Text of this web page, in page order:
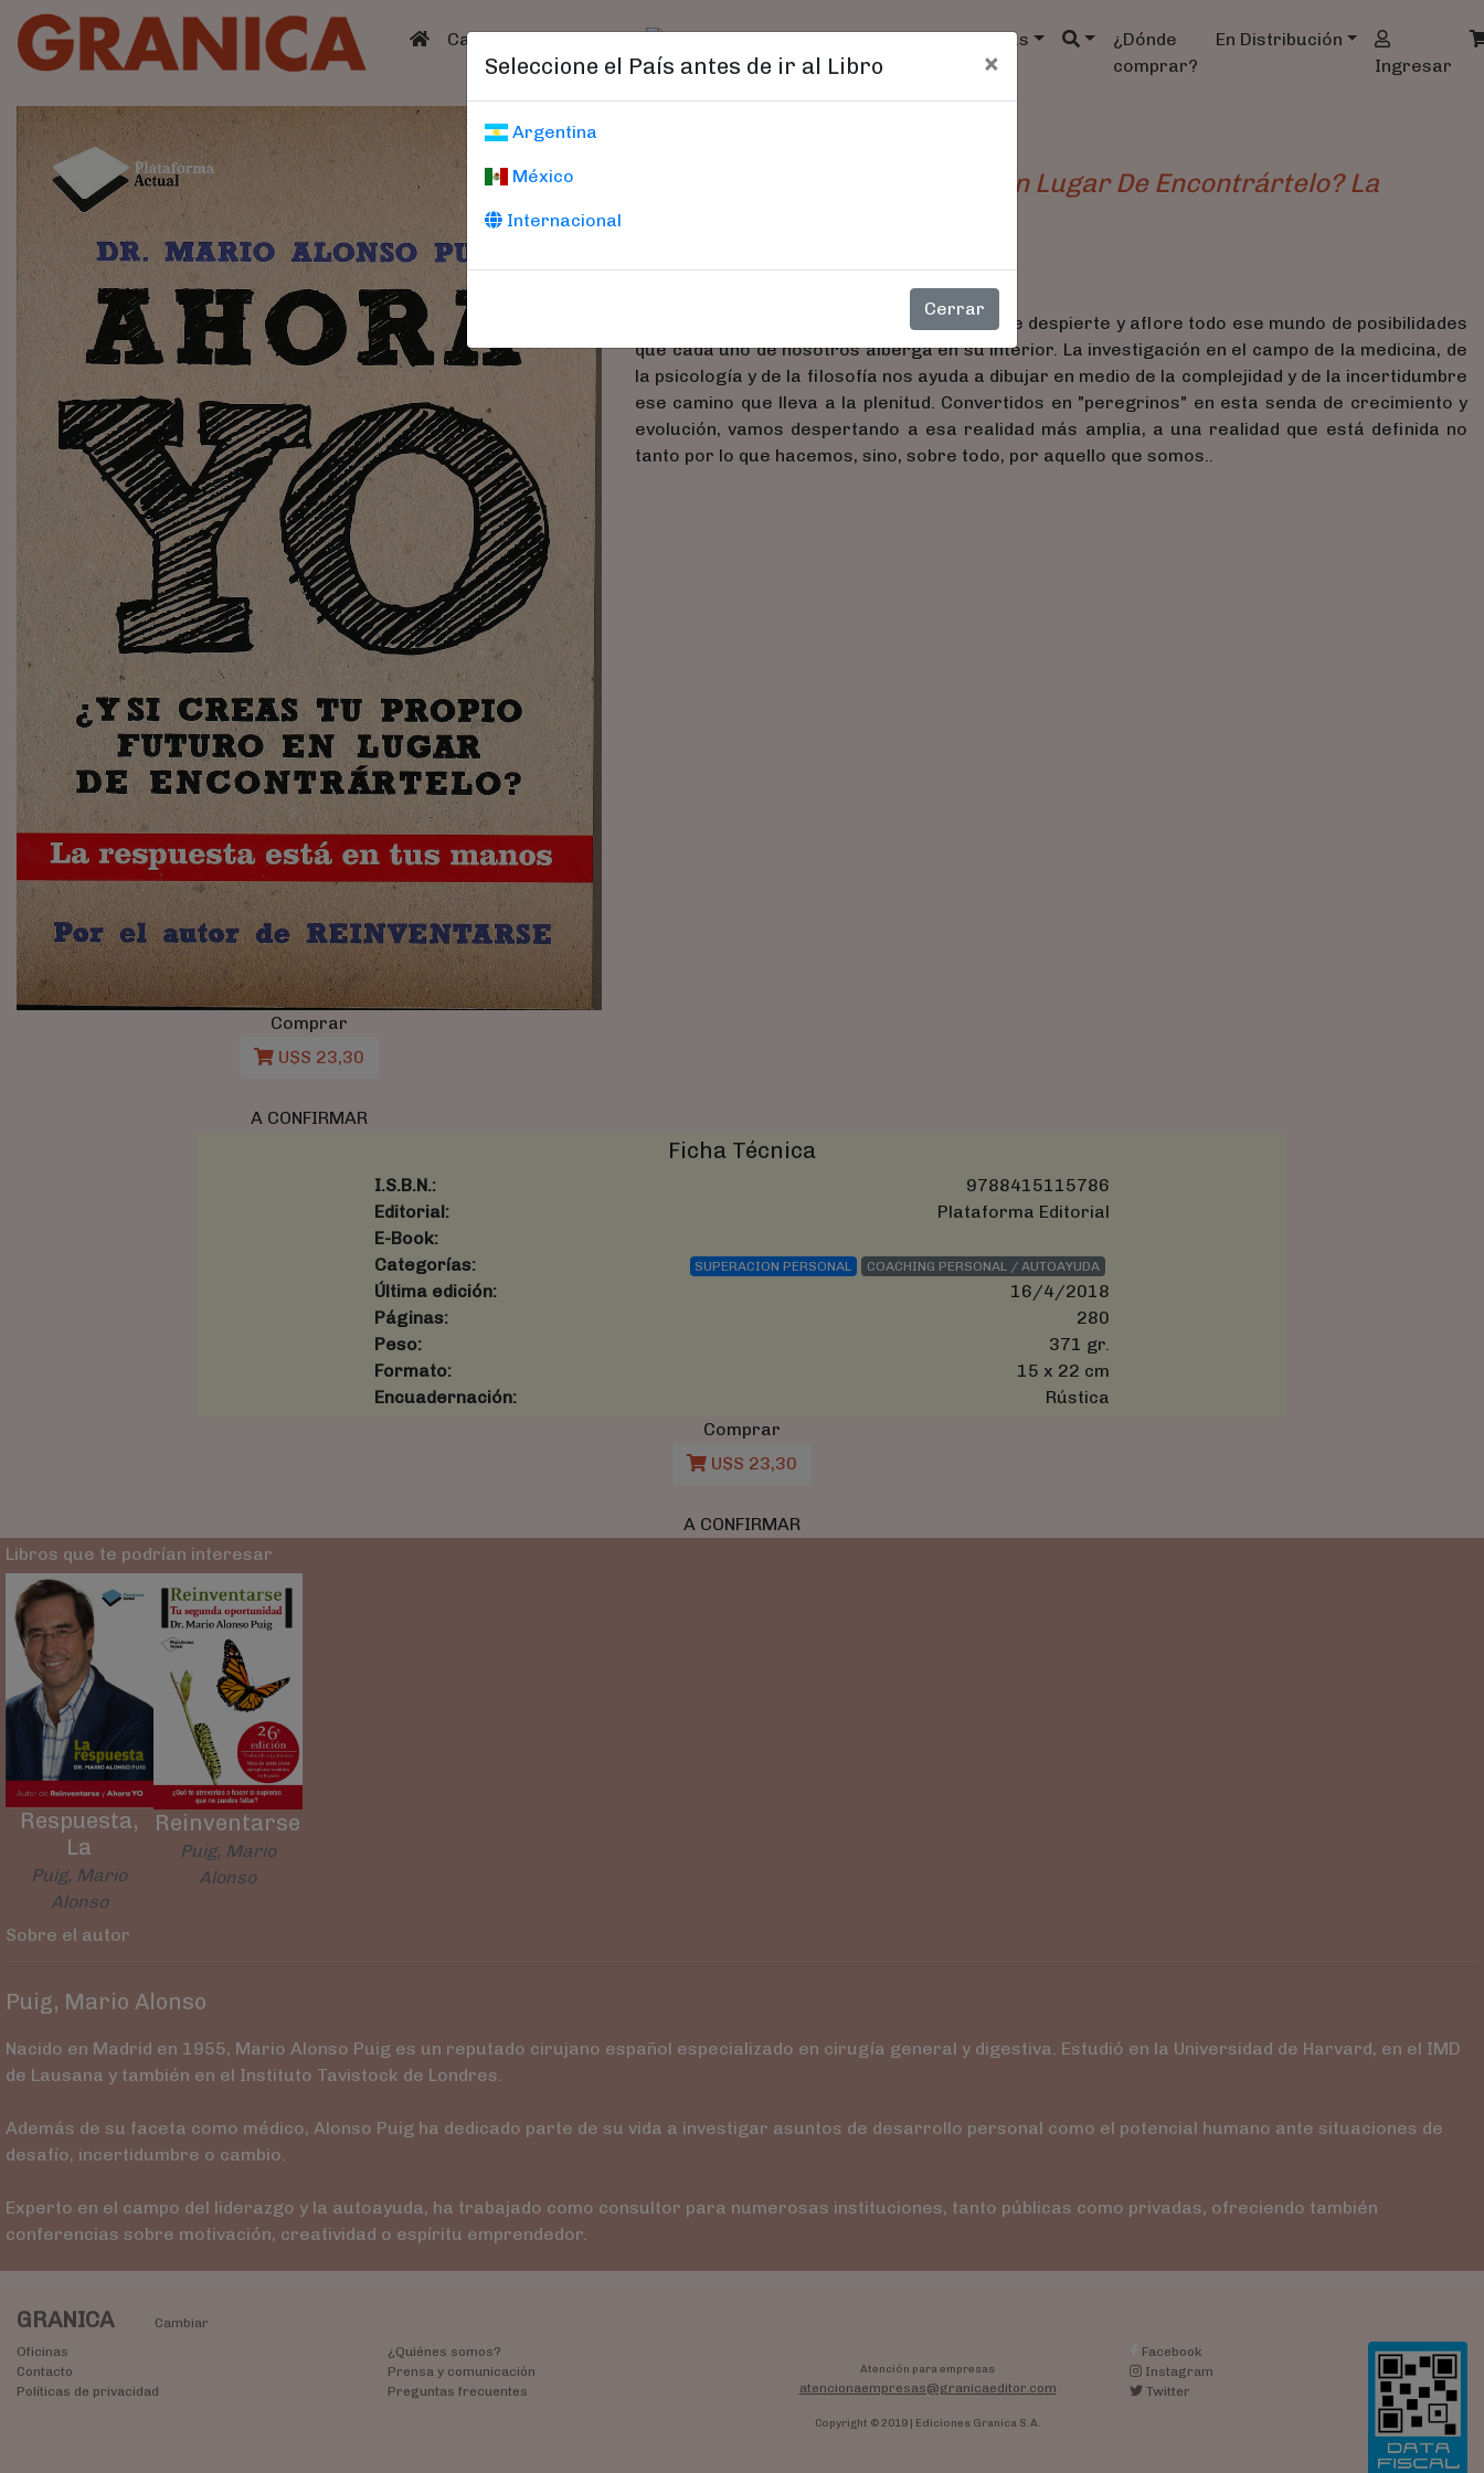
(current)
Catálogo Catálogo Agendas
¿Dónde
comprar?
En Distribución
Ingresar
Seleccione el País antes de ir al Libro ×
Argentina
México
Internacional
Cerrar
Comprar
U$S 23,30
A CONFIRMAR
¿Y Si Creas Tu Propio Futuro En Lugar De Encontrártelo? La
Cuando la vida nos desafía, es necesario que despierte y aflore todo ese mundo de posibilidades
que cada uno de nosotros alberga en su interior. La investigación en el campo de la medicina, de
la psicología y de la filosofía nos ayuda a dibujar en medio de la complejidad y de la incertidumbre
ese camino que lleva a la plenitud. Convertidos en "peregrinos" en esta senda de crecimiento y
evolución, vamos despertando a esa realidad más amplia, a una realidad que está definida no
tanto por lo que hacemos, sino, sobre todo, por aquello que somos..
Ficha Técnica
I.S.B.N.:
9788415115786
Editorial:
Plataforma Editorial
E-Book:
Categorías:
SUPERACION PERSONAL COACHING PERSONAL / AUTOAYUDA
Última edición:
16/4/2018
Páginas:
280
Peso:
371 gr.
Formato:
15 x 22 cm
Encuadernación:
Rústica
Comprar
U$S 23,30
A CONFIRMAR
Libros que te podrían interesar
Respuesta,
La
Puig, Mario
Alonso
Reinventarse
Puig, Mario
Alonso
Sobre el autor
Puig, Mario Alonso
Nacido en Madrid en 1955, Mario Alonso Puig es un reputado cirujano español especializado en cirugía general y digestiva. Estudió en la Universidad de Harvard, en el IMD
de Lausana y también en el Instituto Tavistock de Londres.
Además de su faceta como médico, Alonso Puig ha dedicado parte de su vida a investigar asuntos de desarrollo personal como el potencial humano ante situaciones de
desafío, incertidumbre o cambio.
Experto en el campo del liderazgo y la autoayuda, ha trabajado como consultor para numerosas instituciones, tanto públicas como privadas, ofreciendo también
conferencias sobre motivación, creatividad o espíritu emprendedor.
GRANICA
Cambiar
Oficinas
Contacto
Políticas de privacidad
¿Quiénes somos?
Prensa y comunicación
Preguntas frecuentes
Atención para empresas
atencionaempresas@granicaeditor.com
Copyright © 2019 | Ediciones Granica S.A.
Facebook
Instagram
Twitter